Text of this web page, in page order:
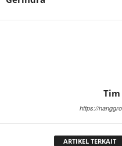
Tim
https://
ARTIKEL TERKAIT